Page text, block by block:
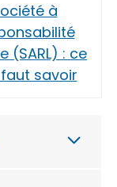
à
(SARL) : ce
faut savoir